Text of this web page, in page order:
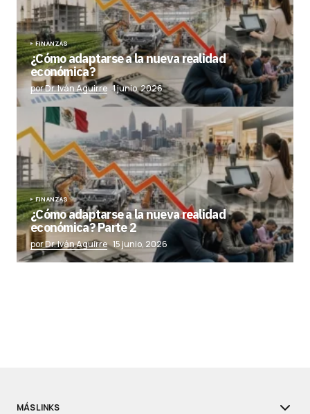
FINANZAS
¿Cómo adaptarse a la nueva realidad
económica?
por Dr. Iván Aguirre 1 junio, 2026
FINANZAS
¿Cómo adaptarse a la nueva realidad
económica? Parte 2
por Dr. Iván Aguirre 15 junio, 2026
MÁS LINKS